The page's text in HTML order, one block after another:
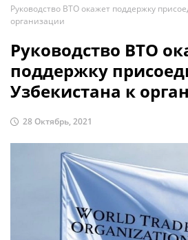
Руководство ВТО окажет поддержку
организации
Руководство ВТО
поддержку
Узбекистана к
28 Октябрь, 2021